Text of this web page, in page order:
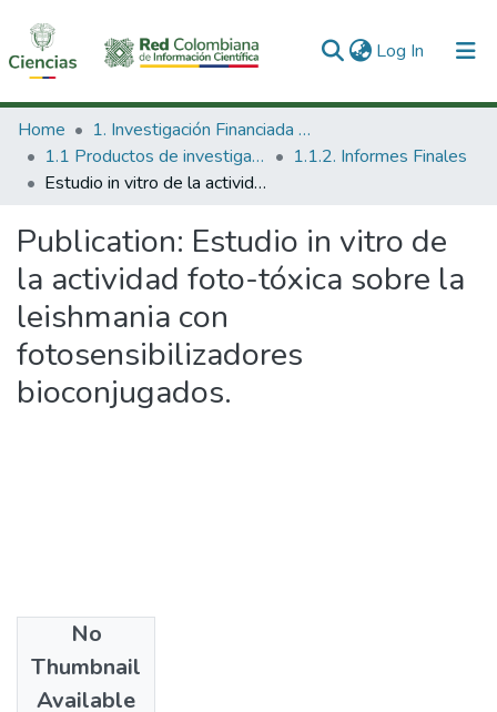
Log In (current)
Communities & Collections
All of DSpace
Home
1. Investigación Financiada con Recursos Públicos
1.1 Productos de investigación
1.1.2. Informes Finales
Estudio in vitro de la actividad foto-tóxica sobre la leishmania con fotosensibilizadores bioconjugados.
Publication: Estudio in vitro de
la actividad foto-tóxica sobre la
leishmania con
fotosensibilizadores
bioconjugados.
No
Thumbnail
Available
2011-12-27